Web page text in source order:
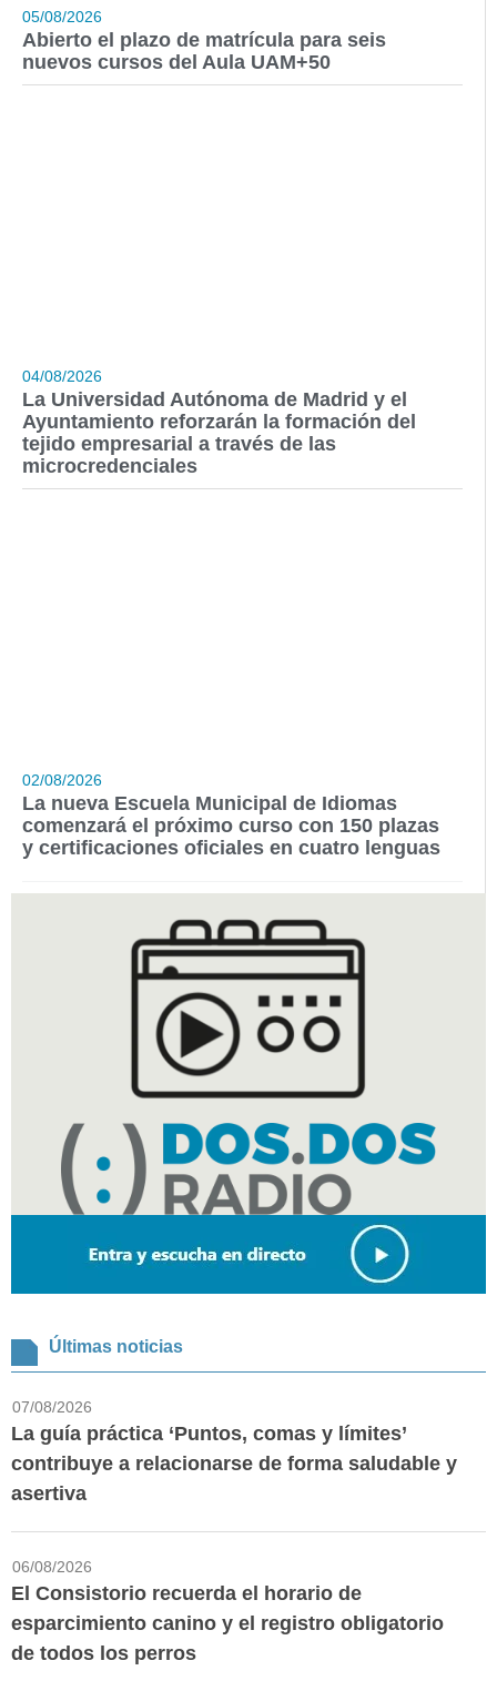
05/08/2026
Abierto el plazo de matrícula para seis
nuevos cursos del Aula UAM+50
04/08/2026
La Universidad Autónoma de Madrid y el
Ayuntamiento reforzarán la formación del
tejido empresarial a través de las
microcredenciales
02/08/2026
La nueva Escuela Municipal de Idiomas
comenzará el próximo curso con 150 plazas
y certificaciones oficiales en cuatro lenguas
Últimas noticias
07/08/2026
La guía práctica ‘Puntos, comas y límites’
contribuye a relacionarse de forma saludable y
asertiva
06/08/2026
El Consistorio recuerda el horario de
esparcimiento canino y el registro obligatorio
de todos los perros